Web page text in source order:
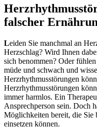
falscher
Leiden Sie manchmal an
Herzschlag? Wird Ihnen
sich benommen? Oder
müde und schwach und
Herzrhythmusstörungen
Herzrhythmusstörungen
immer harmlos. Ein
Ansprechperson sein. Doch
Möglichkeiten bereit, die Sie
einsetzen können.